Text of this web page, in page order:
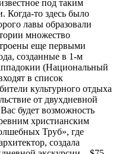
под таким
Когда-то здесь было
лавы образовали
множество
еще первыми
созданные в 1-м
(Национальный
в список
культурного отдыха
от двухдневной
будет возможность
христианским
Труб», где
создала